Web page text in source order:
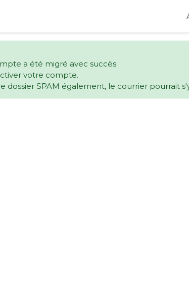
a été migré avec succès.
votre compte.
dossier SPAM également, le courrier pourrait